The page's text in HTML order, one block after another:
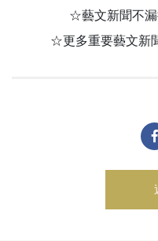
☆藝文新聞不
☆更多重要藝文新